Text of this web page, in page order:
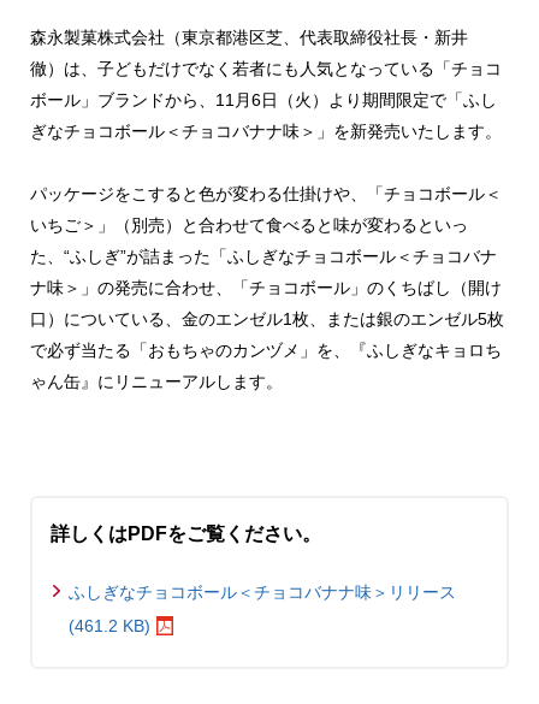
森永製菓株式会社（東京都港区芝、代表取締役社長・新井
徹）は、子どもだけでなく若者にも人気となっている「チョコ
ボール」ブランドから、11月6日（火）より期間限定で「ふし
ぎなチョコボール＜チョコバナナ味＞」を新発売いたします。
パッケージをこすると色が変わる仕掛けや、「チョコボール＜
いちご＞」（別売）と合わせて食べると味が変わるといっ
た、“ふしぎ”が詰まった「ふしぎなチョコボール＜チョコバナ
ナ味＞」の発売に合わせ、「チョコボール」のくちばし（開け
口）についている、金のエンゼル1枚、または銀のエンゼル5枚
で必ず当たる「おもちゃのカンヅメ」を、『ふしぎなキョロち
ゃん缶』にリニューアルします。
詳しくはPDFをご覧ください。
ふしぎなチョコボール＜チョコバナナ味＞リリース
(461.2 KB)